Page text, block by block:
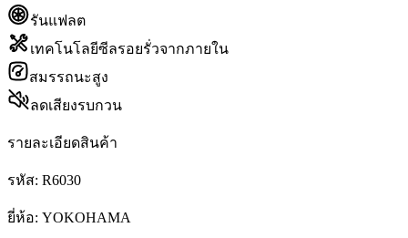
รันแฟลต
เทคโนโลยีซีลรอยรั่วจากภายใน
สมรรถนะสูง
ลดเสียงรบกวน
รายละเอียดสินค้า
รหัส: R6030
ยี่ห้อ: YOKOHAMA